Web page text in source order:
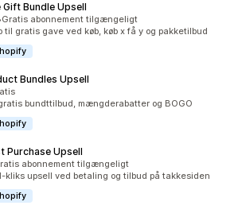
Gift Bundle Upsell
i alt
Gratis abonnement tilgængeligt
til gratis gave ved køb, køb x få y og pakketilbud
Bundles Upsell
i alt
bundttilbud, mængderabatter og BOGO
Purchase Upsell
i altabonnement tilgængeligt
kliks upsell ved betaling og tilbud på takkesiden